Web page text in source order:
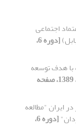
اجتماعی
[دوره 6،
با هدف توسعه
[دوره 6، شماره 20، 1389، صفحه
ایران "مطالعه
[دوره 6،